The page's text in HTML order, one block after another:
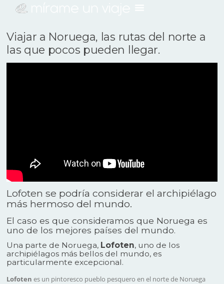
Viajar a Noruega, las rutas del norte a
las que pocos pueden llegar.
Lofoten se podría considerar el archipiélago
más hermoso del mundo.
El caso es que consideramos que Noruega es
uno de los mejores países del mundo.
Una parte de Noruega, Lofoten, uno de los
archipiélagos más bellos del mundo, es
particularmente excepcional.
Lofoten es un pintoresco pueblo pesquero en el norte de Noruega